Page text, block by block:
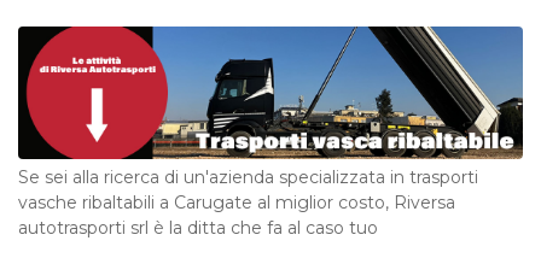
Se sei alla ricerca di un'azienda specializzata in trasporti
vasche ribaltabili a Carugate al miglior costo, Riversa
autotrasporti srl è la ditta che fa al caso tuo